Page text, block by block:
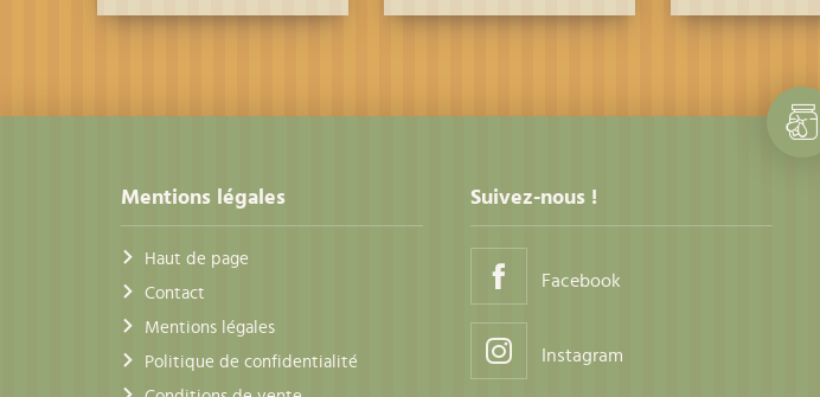
Mentions légales
Haut de page
Contact
Mentions légales
Politique de confidentialité
Suivez-nous !
Facebook
Instagram